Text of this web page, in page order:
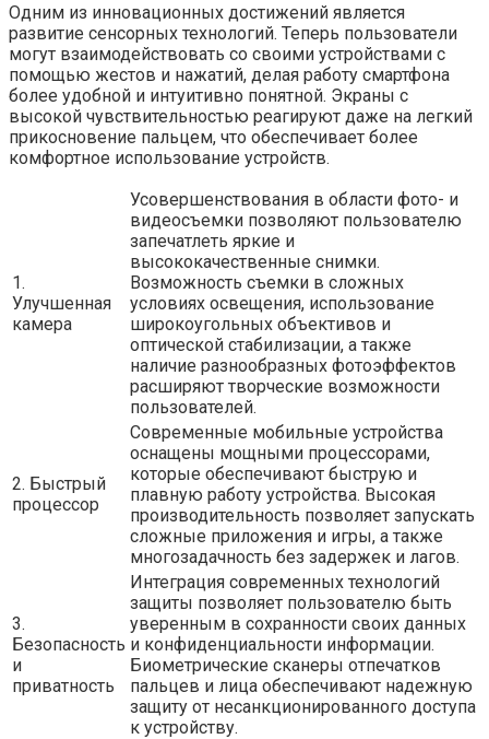
Одним из инновационных достижений является
развитие сенсорных технологий. Теперь пользователи
могут взаимодействовать со своими устройствами с
помощью жестов и нажатий, делая работу смартфона
более удобной и интуитивно понятной. Экраны с
высокой чувствительностью реагируют даже на легкий
прикосновение пальцем, что обеспечивает более
комфортное использование устройств.
1.
Улучшенная
камера
Усовершенствования в области фото- и
видеосъемки позволяют пользователю
запечатлеть яркие и
высококачественные снимки.
Возможность съемки в сложных
условиях освещения, использование
широкоугольных объективов и
оптической стабилизации, а также
наличие разнообразных фотоэффектов
расширяют творческие возможности
пользователей.
2. Быстрый
процессор
Современные мобильные устройства
оснащены мощными процессорами,
которые обеспечивают быструю и
плавную работу устройства. Высокая
производительность позволяет запускать
сложные приложения и игры, а также
многозадачность без задержек и лагов.
3.
Безопасность
и
приватность
Интеграция современных технологий
защиты позволяет пользователю быть
уверенным в сохранности своих данных
и конфиденциальности информации.
Биометрические сканеры отпечатков
пальцев и лица обеспечивают надежную
защиту от несанкционированного доступа
к устройству.